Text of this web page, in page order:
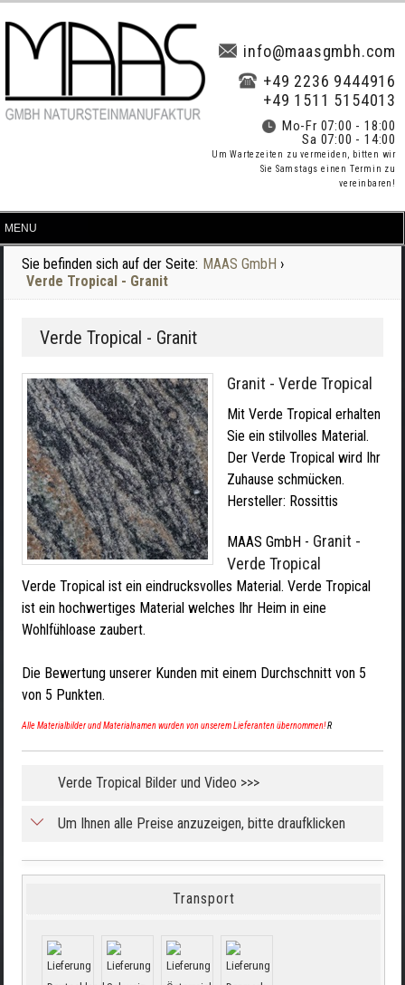
info@maasgmbh.com
+49 2236 9444916
+49 1511 5154013
Mo-Fr 07:00 - 18:00
Sa 07:00 - 14:00
Um Wartezeiten zu vermeiden, bitten wir
Sie Samstags einen Termin zu
vereinbaren!
Sie befinden sich auf der Seite: MAAS GmbH ›
Verde Tropical - Granit
Verde Tropical - Granit
Granit - Verde Tropical
Mit Verde Tropical erhalten
Sie ein stilvolles Material.
Der Verde Tropical wird Ihr
Zuhause schmücken.
Hersteller: Rossittis
MAAS GmbH - Granit -
Verde Tropical
Verde Tropical ist ein eindrucksvolles Material. Verde Tropical
ist ein hochwertiges Material welches Ihr Heim in eine
Wohlfühloase zaubert.
Die Bewertung unserer Kunden mit einem Durchschnitt von 5
von 5 Punkten.
Alle Materialbilder und Materialnamen wurden von unserem Lieferanten übernommen!R
Verde Tropical Bilder und Video >>>
Um Ihnen alle Preise anzuzeigen, bitte draufklicken
Transport